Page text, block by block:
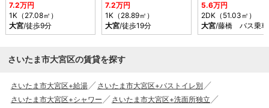
7.2万円
1K（27.08㎡）
大宮/徒歩9分
7.2万円
1K（28.89㎡）
大宮/徒歩19分
5.6万円
2DK（51.03㎡）
大宮/藤橋 バス乗
さいたま市大宮区の賃貸を探す
さいたま市大宮区+給湯
さいたま市大宮区+バストイレ別
さいたま市大宮区+シャワー
さいたま市大宮区+洗面所独立